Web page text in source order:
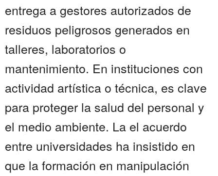
entrega a gestores autorizados de
residuos peligrosos generados en
talleres, laboratorios o
mantenimiento. En instituciones con
actividad artística o técnica, es clave
para proteger la salud del personal y
el medio ambiente. La el acuerdo
entre universidades ha insistido en
que la formación en manipulación